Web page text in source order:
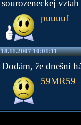
sourozeneckej vztah
puuuuf
18.11.2007 10:01:11
Dodám, že dnešní
59MR59